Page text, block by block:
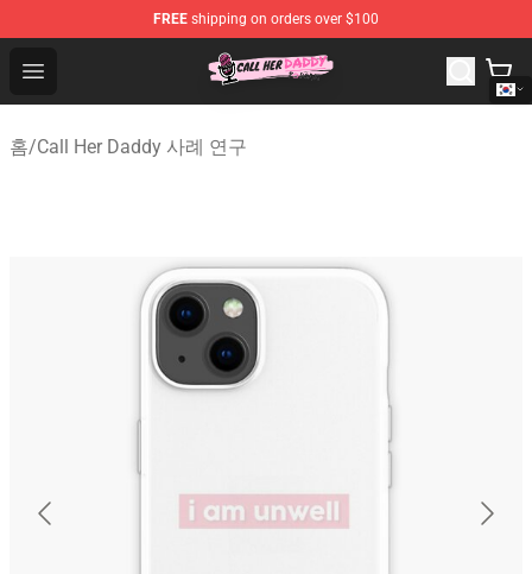
FREE shipping on orders over $100
Open menu
Call Her Daddy Store - Official Call Her Daddy
홈/Call Her Daddy 사례 연구